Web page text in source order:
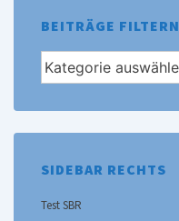
BEITRÄGE FILTERN
Beiträge
filtern
SIDEBAR RECHTS
Test SBR